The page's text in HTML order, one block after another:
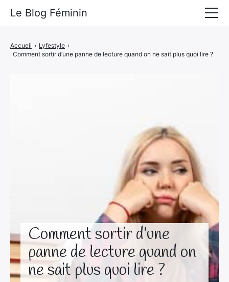
Comment sortir d’une
panne de lecture quand on
ne sait plus quoi lire ?
Accueil › Lyfestyle ›
Comment sortir d’une panne de lecture quand on ne sait plus quoi lire ?
Le Blog Féminin
Alimentation